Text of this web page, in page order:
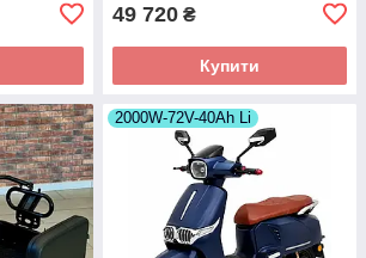
49 720 ₴
Купити
2000W-72V-40Ah Li